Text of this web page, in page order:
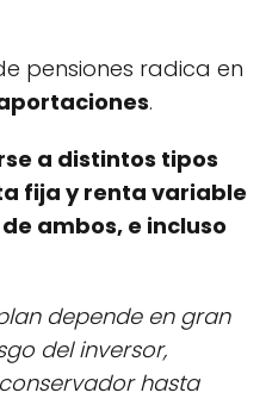
pensiones radica en
.
a distintos tipos
fija y renta variable
ambos, e incluso
depende en gran
del inversor,
hasta